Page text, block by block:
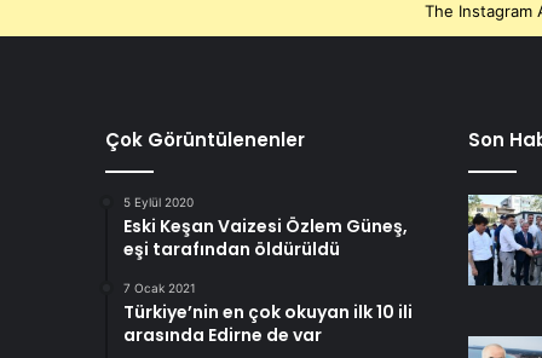
The Instagram
Çok Görüntülenenler
5 Eylül 2020
Eski Keşan Vaizesi Özlem Güneş,
eşi tarafından öldürüldü
7 Ocak 2021
Türkiye’nin en çok okuyan ilk 10 ili
arasında Edirne de var
Son